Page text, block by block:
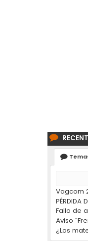
Vagcom
PÉRDIDA
Fallo de
Aviso